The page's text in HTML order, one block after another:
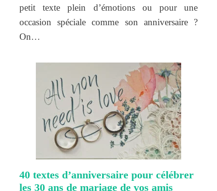
petit texte plein d’émotions ou pour une
occasion spéciale comme son anniversaire ?
On…
40 textes d’anniversaire pour célébrer
les 30 ans de mariage de vos amis